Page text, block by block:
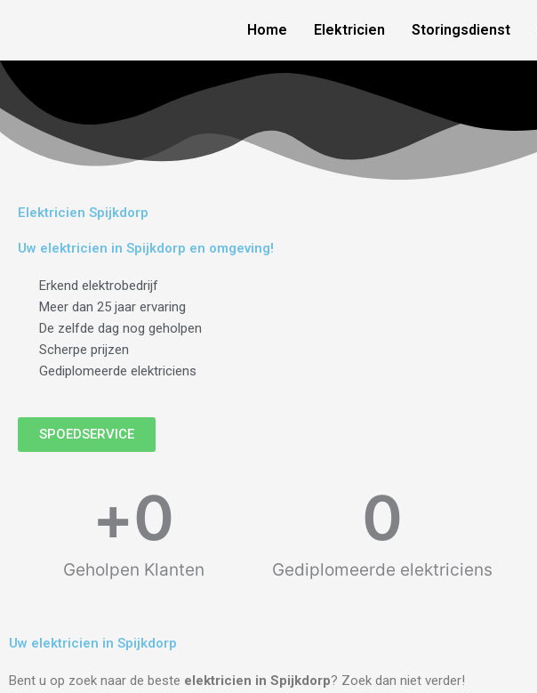
Home Elektricien Storingsdienst
Elektricien Spijkdorp
Uw elektricien in Spijkdorp en omgeving!
Erkend elektrobedrijf
Meer dan 25 jaar ervaring
De zelfde dag nog geholpen
Scherpe prijzen
Gediplomeerde elektriciens
SPOEDSERVICE
Geholpen Klanten
+0
Gediplomeerde elektriciens
0
Uw elektricien in Spijkdorp
Bent u op zoek naar de beste elektricien in Spijkdorp? Zoek dan niet verder!